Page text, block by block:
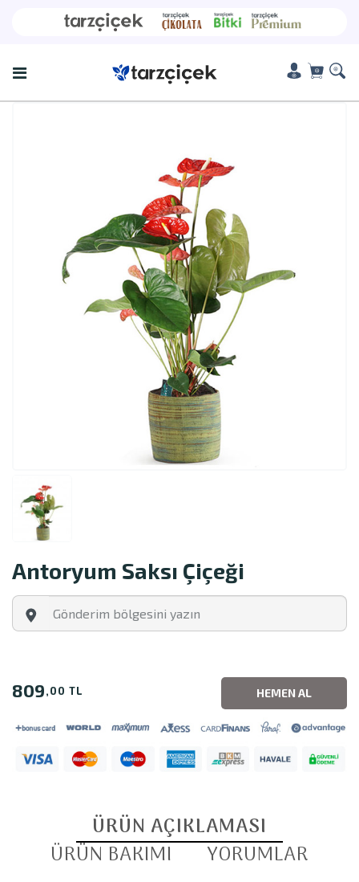
Antoryum Saksı Çiçeği
809,00 TL HEMEN AL
ÜRÜN AÇIKLAMASI
ÜRÜN BAKIMI
YORUMLAR